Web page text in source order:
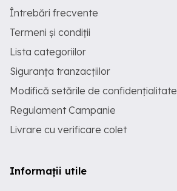
Întrebări frecvente
Termeni și condiții
Lista categoriilor
Siguranța tranzacțiilor
Modifică setările de confidențialitate
Regulament Campanie
Livrare cu verificare colet
Informații utile